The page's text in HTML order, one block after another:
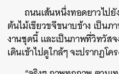
ถนนเส้นหนึ่งทอดยาวไป
ต้นไม้เขียวขจีขนาบข้าง เป็น
งานชุดนี้ และเป็นภาพที่วิทวัสจ
เดินเข้าไปดูใกล้ๆ จะปรากฏโค